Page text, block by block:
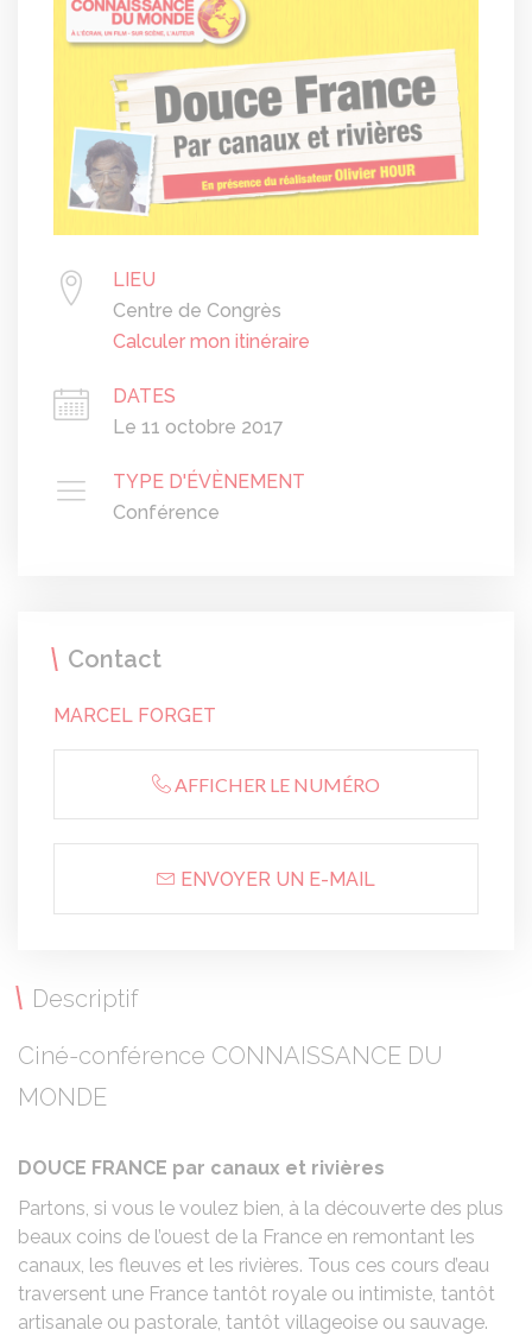
LIEU
Centre de Congrès
Calculer mon itinéraire
DATES
Le 11 octobre 2017
TYPE D'ÉVÈNEMENT
Conférence
Contact
MARCEL FORGET
AFFICHER LE NUMÉRO
ENVOYER UN E-MAIL
Descriptif
Ciné-conférence CONNAISSANCE DU
MONDE
DOUCE FRANCE par canaux et rivières
Partons, si vous le voulez bien, à la découverte des plus
beaux coins de l’ouest de la France en remontant les
canaux, les fleuves et les rivières. Tous ces cours d’eau
traversent une France tantôt royale ou intimiste, tantôt
artisanale ou pastorale, tantôt villageoise ou sauvage.